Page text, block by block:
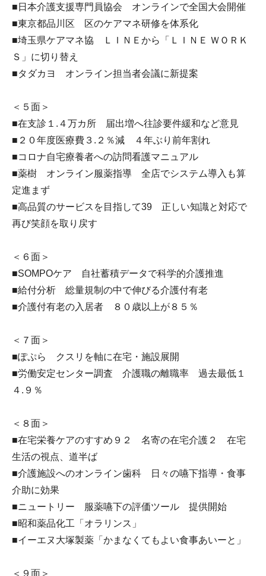
■日本介護支援専門員協会 オンラインで全国大会開催
■東京都品川区 区のケアマネ研修を体系化
■埼玉県ケアマネ協 ＬＩＮＥから「ＬＩＮＥ ＷＯＲＫ
Ｓ」に切り替え
■タダカヨ オンライン担当者会議に新提案
＜５面＞
■在支診１.４万カ所 届出増へ往診要件緩和など意見
■２０年度医療費３.２％減 ４年ぶり前年割れ
■コロナ自宅療養者への訪問看護マニュアル
■薬樹 オンライン服薬指導 全店でシステム導入も算
定進まず
■高品質のサービスを目指して39 正しい知識と対応で
再び笑顔を取り戻す
＜６面＞
■SOMPOケア 自社蓄積データで科学的介護推進
■給付分析 総量規制の中で伸びる介護付有老
■介護付有老の入居者 ８０歳以上が８５％
＜７面＞
■ぽぷら クスリを軸に在宅・施設展開
■労働安定センター調査 介護職の離職率 過去最低１
４.９％
＜８面＞
■在宅栄養ケアのすすめ９２ 名寄の在宅介護２ 在宅
生活の視点、道半ば
■介護施設へのオンライン歯科 日々の嚥下指導・食事
介助に効果
■ニュートリー 服薬嚥下の評価ツール 提供開始
■昭和薬品化工「オラリンス」
■イーエヌ大塚製薬「かまなくてもよい食事あいーと」
＜９面＞